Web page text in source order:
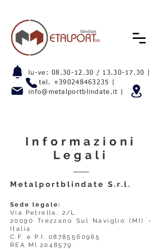
lu-ve:08.30-12.30 / 13.30-17.30
tel. +390248463235
info@metalportblindate.it
Informazioni
Legali
Metalportblindate S.r.l.
Sede legale:
Via Petrella, 2/L
20090 Trezzano Sul Naviglio (MI) -
Italia
C.F. e P.I. 08785560965
REA MI.2048579